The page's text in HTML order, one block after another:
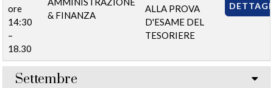
ore
14:30
–
18.30
& FINANZA
ALLA PROVA
D'ESAME DEL
TESORIERE
Settembre